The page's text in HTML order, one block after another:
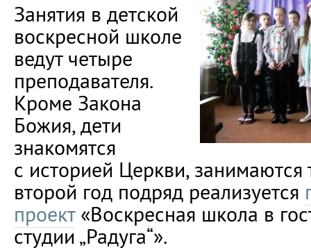
Занятия в детской
воскресной школе
ведут четыре
преподавателя.
Кроме Закона
Божия, дети
знакомятся
с историей Церкви, занимаются
второй год подряд реализуется
проект«Воскресная школа в
студии „Радуга“».